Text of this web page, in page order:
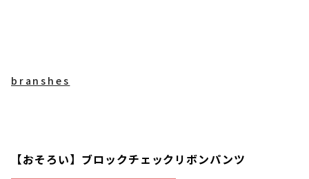
branshes
【おそろい】ブロックチェックリボンパンツ